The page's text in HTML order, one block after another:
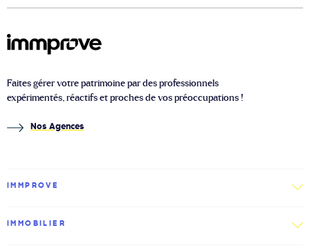
Faites gérer votre patrimoine par des professionnels
expérimentés, réactifs et proches de vos préoccupations !
Nos Agences
IMMPROVE
IMMOBILIER